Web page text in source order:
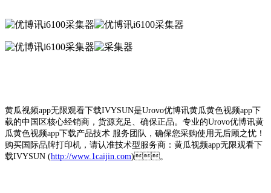
黄瓜视频app无限观看下载IVYSUN是Urovo优博讯黄瓜黄色视频app下
载的中国区核心经销商，货源充足、确保正品。专业的Urovo优博讯黄
瓜黄色视频app下载产品技术 服务团队，确保您采购使用无后顾之忧！
购买国际品牌打印机，请认准技术型服务商：黄瓜视频app无限观看下
载IVYSUN (http://www.1caijin.com)。